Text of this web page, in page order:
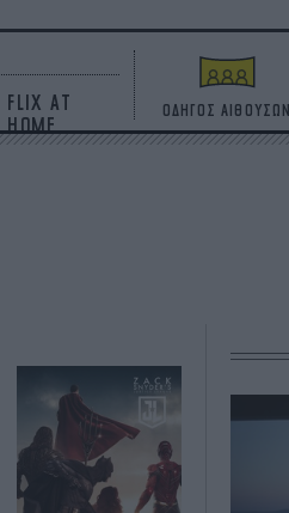
FLIX AT
HOME
ΟΔΗΓΟΣ ΑΙΘΟΥΣΩΝ